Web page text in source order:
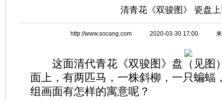
清青花《双骏图》 瓷盘
http://www.socang.com 2020-03-30 17:00 来源
这面清代青花《双骏图》盘（见图
面上，有两匹马，一株斜柳，一只蝙蝠
组画面有怎样的寓意呢？